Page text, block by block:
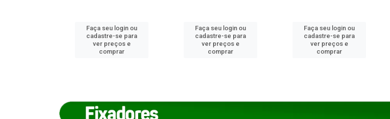
Faça seu login ou
cadastre-se para
ver preços e
comprar
Faça seu login ou
cadastre-se para
ver preços e
comprar
Faça seu login ou
cadastre-se para
ver preços e
comprar